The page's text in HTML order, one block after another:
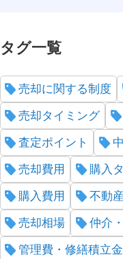
タグ一覧
売却に関する制度
売却タイミング
査定ポイント
売却費用 購入
購入費用 不動
売却相場 仲介
管理費・修繕積立金